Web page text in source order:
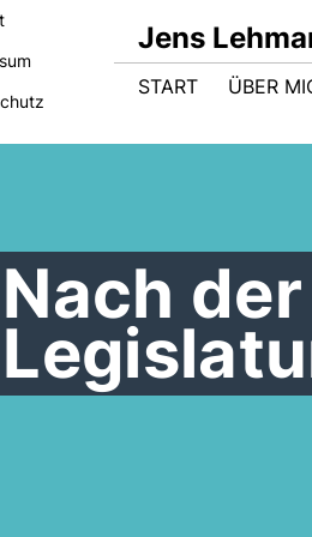
Jens
START ÜBER
Nach